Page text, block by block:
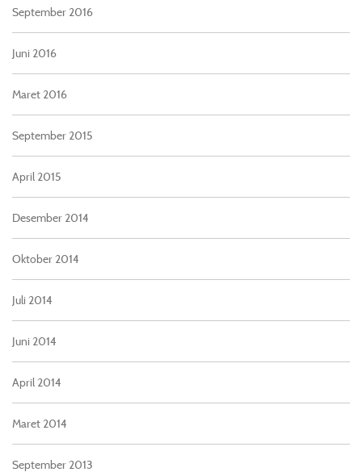
September 2016
Juni 2016
Maret 2016
September 2015
April 2015
Desember 2014
Oktober 2014
Juli 2014
Juni 2014
April 2014
Maret 2014
September 2013